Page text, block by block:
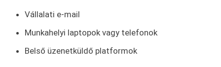
Vállalati e-mail
Munkahelyi laptopok vagy telefonok
Belső üzenetküldő platformok